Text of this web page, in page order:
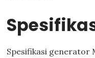
Spesifikasi generator